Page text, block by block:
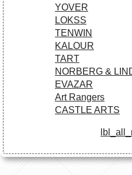
YOVER
LOKSS
TENWIN
KALOUR
TART
NORBERG &
EVAZAR
Art Rangers
CASTLE ARTS